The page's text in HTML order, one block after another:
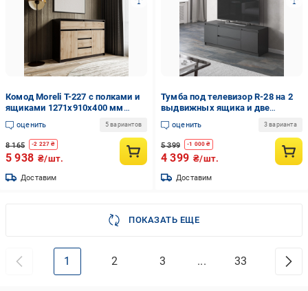
Комод Moreli T-227 с полками и
ящиками 1271x910x400 мм
Венге магия/Дуб аппалачи
оценить 5 вариантов
8 165 -2 227 ₴
5 938 ₴/шт.
Доставим
Тумба под телевизор R-28 на 2
выдвижных ящика и две
двери c фасадами без ручек
Антрацитовый
оценить 3 варианта
5 399 -1 000 ₴
4 399 ₴/шт.
Доставим
ПОКАЗАТЬ ЕЩЕ
1 2 3 ... 33